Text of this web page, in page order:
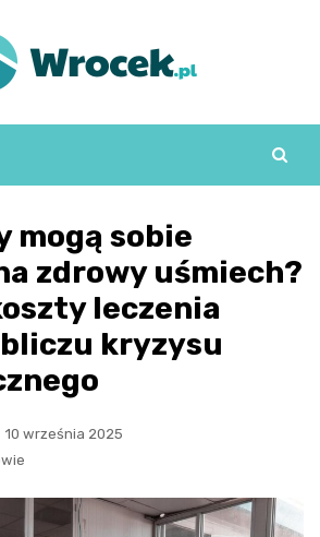
mogą sobie
zdrowy uśmiech?
leczenia
kryzysu
10 września 2025